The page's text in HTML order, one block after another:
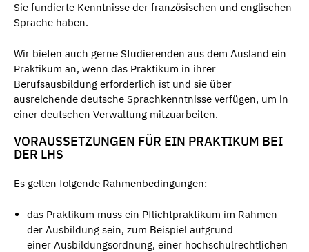
Sie fundierte Kenntnisse der französischen und englischen
Sprache haben.
Wir bieten auch gerne Studierenden aus dem Ausland ein
Praktikum an, wenn das Praktikum in ihrer
Berufsausbildung erforderlich ist und sie über
ausreichende deutsche Sprachkenntnisse verfügen, um in
einer deutschen Verwaltung mitzuarbeiten.
VORAUSSETZUNGEN FÜR EIN PRAKTIKUM BEI
DER LHS
Es gelten folgende Rahmenbedingungen:
das Praktikum muss ein Pflichtpraktikum im Rahmen
der Ausbildung sein, zum Beispiel aufgrund
einer Ausbildungsordnung, einer hochschulrechtlichen